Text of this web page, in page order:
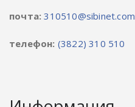
почта: 310510@sibinet.com
телефон: (3822) 310 510